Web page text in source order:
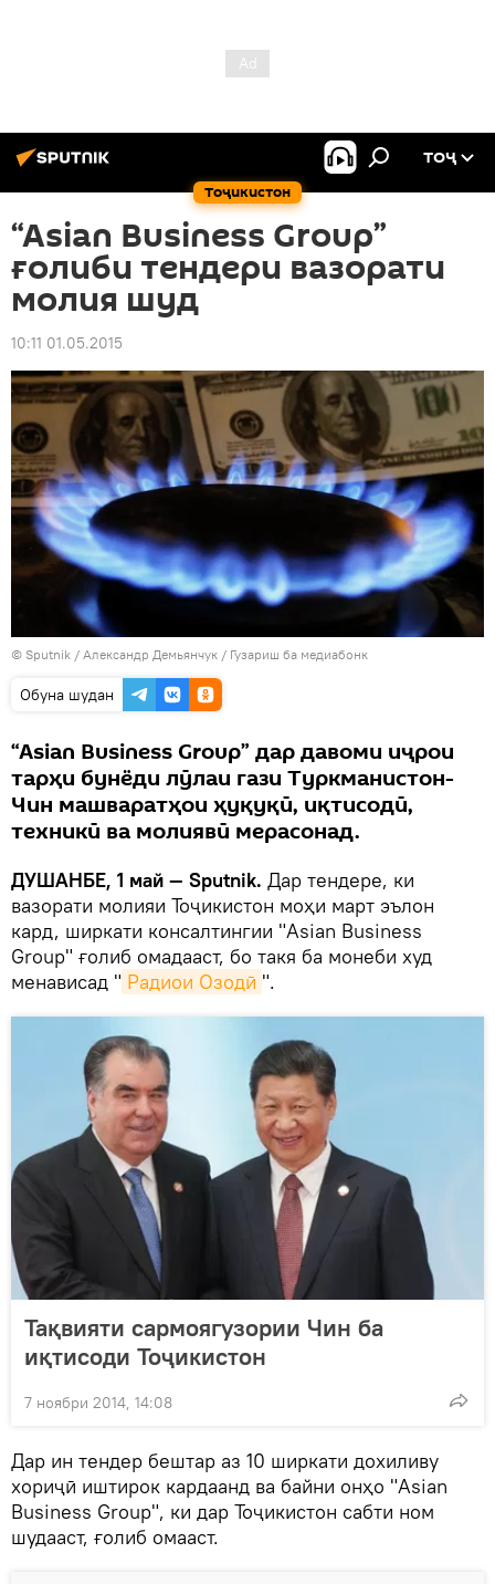
Тоҷикистон
ТОҶ
“Asian Business Group”
ғолиби тендери вазорати
молия шуд
10:11 01.05.2015
© Sputnik / Александр Демьянчук / Гузариш ба медиабонк
Обуна шудан
“Asian Business Group” дар давоми иҷрои
тарҳи бунёди лӯлаи гази Туркманистон-
Чин машваратҳои ҳуқуқӣ, иқтисодӣ,
техникӣ ва молиявӣ мерасонад.
ДУШАНБЕ, 1 май — Sputnik. Дар тендере, ки
вазорати молияи Тоҷикистон моҳи март эълон
кард, ширкати консалтингии "Asian Business
Group" ғолиб омадааст, бо такя ба монеби худ
менависад " Радиои Озодӣ ".
Тақвияти сармоягузории Чин ба
иқтисоди Тоҷикистон
7 ноябри 2014, 14:08
Дар ин тендер бештар аз 10 ширкати дохиливу
хориҷӣ иштирок кардаанд ва байни онҳо "Asian
Business Group", ки дар Тоҷикистон сабти ном
шудааст, ғолиб омааст.